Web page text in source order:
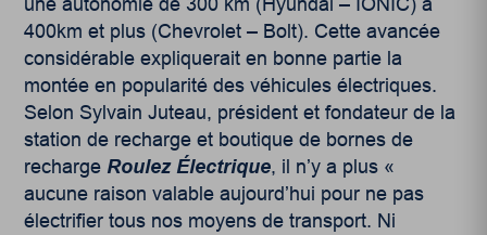
400km et plus (Chevrolet – Bolt). Cette avancée
considérable expliquerait en bonne partie la
montée en popularité des véhicules électriques.
Selon Sylvain Juteau, président et fondateur de la
station de recharge et boutique de bornes de
recharge Roulez Électrique, il n’y a plus «
aucune raison valable aujourd’hui pour ne pas
électrifier tous nos moyens de transport. Ni